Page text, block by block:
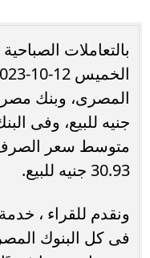
بالتعاملات
جنيه للبيع، وفى
30.93 جنيه للبيع.
ونقدم للقراء ،
فى كل البنوك